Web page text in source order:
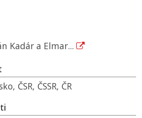
Kadár a Elmar...
ČSR, ČSSR, ČR